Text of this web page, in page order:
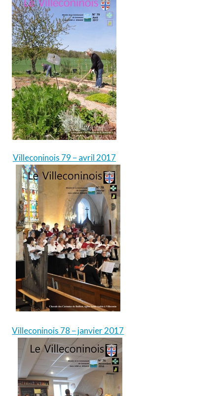
Villeconinois 79 – avril 2017
Villeconinois 78 – janvier 2017